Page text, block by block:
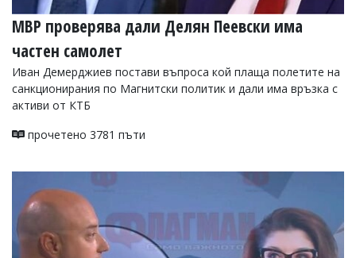
МВР проверява дали Делян Пеевски има
частен самолет
Иван Демерджиев постави въпроса кой плаща полетите на
санкционирания по Магнитски политик и дали има връзка с
активи от КТБ
прочетено 3781 пъти